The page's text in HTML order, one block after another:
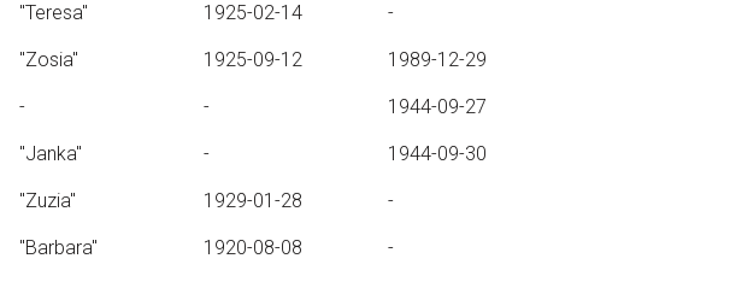
"Teresa" 1925-02-14 -
"Zosia" 1925-09-12 1989-12-29
- - 1944-09-27
"Janka" - 1944-09-30
"Zuzia" 1929-01-28 -
"Barbara" 1920-08-08 -